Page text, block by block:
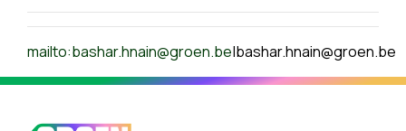
mailto:bashar.hnain@groen.be|bashar.hnain@groen.be